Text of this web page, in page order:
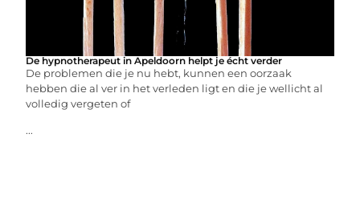
De hypnotherapeut in Apeldoorn helpt je écht verder
De problemen die je nu hebt, kunnen een oorzaak
hebben die al ver in het verleden ligt en die je wellicht al
volledig vergeten of
...